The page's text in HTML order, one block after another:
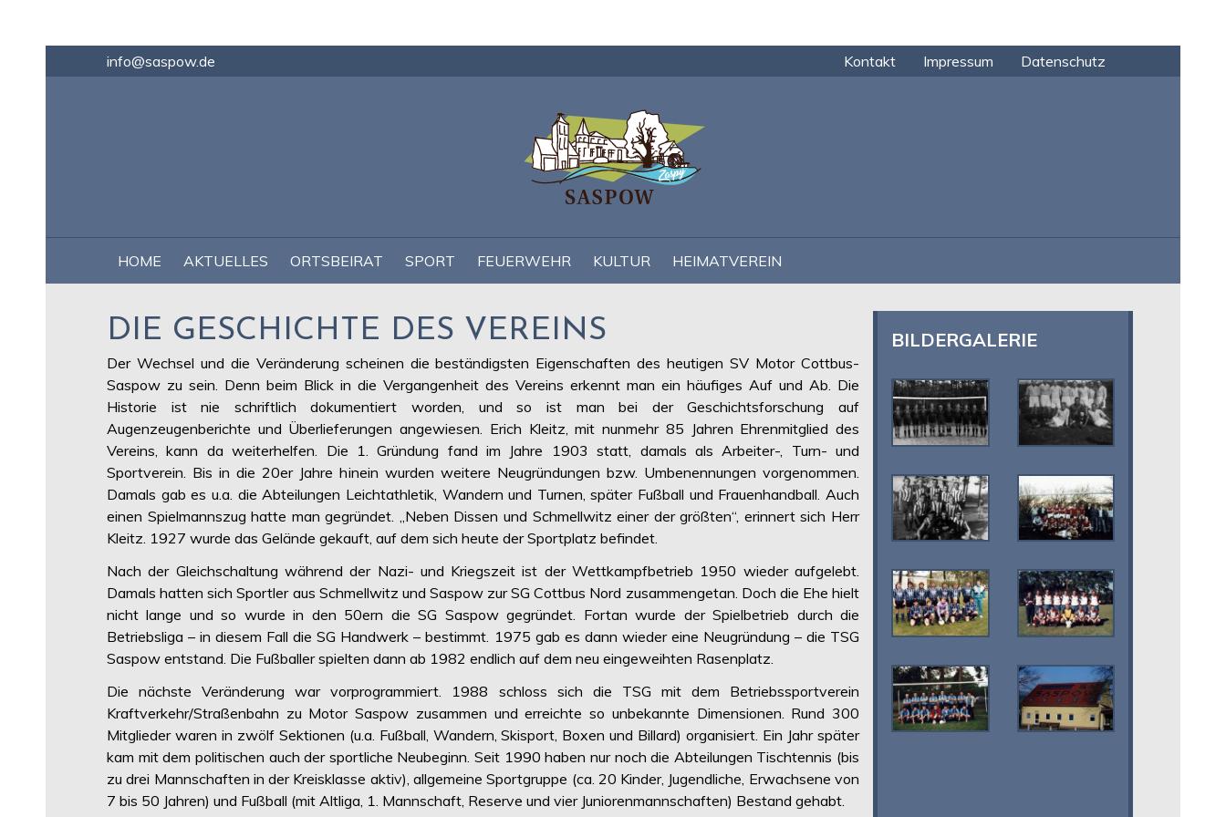
info@saspow.de
überspringen
Kontakt Impressum Datenschutz
ÜBERSPRINGEN
HOME AKTUELLES ORTSBEIRAT SPORT FEUERWEHR KULTUR HEIMATVEREIN
DIE GESCHICHTE DES VEREINS
Der Wechsel und die Veränderung scheinen die beständigsten Eigenschaften des heutigen SV Motor Cottbus-
Saspow zu sein. Denn beim Blick in die Vergangenheit des Vereins erkennt man ein häufiges Auf und Ab. Die
Historie ist nie schriftlich dokumentiert worden, und so ist man bei der Geschichtsforschung auf
Augenzeugenberichte und Überlieferungen angewiesen. Erich Kleitz, mit nunmehr 85 Jahren Ehrenmitglied des
Vereins, kann da weiterhelfen. Die 1. Gründung fand im Jahre 1903 statt, damals als Arbeiter-, Turn- und
Sportverein. Bis in die 20er Jahre hinein wurden weitere Neugründungen bzw. Umbenennungen vorgenommen.
Damals gab es u.a. die Abteilungen Leichtathletik, Wandern und Turnen, später Fußball und Frauenhandball. Auch
einen Spielmannszug hatte man gegründet. „Neben Dissen und Schmellwitz einer der größten“, erinnert sich Herr
Kleitz. 1927 wurde das Gelände gekauft, auf dem sich heute der Sportplatz befindet.
Nach der Gleichschaltung während der Nazi- und Kriegszeit ist der Wettkampfbetrieb 1950 wieder aufgelebt.
Damals hatten sich Sportler aus Schmellwitz und Saspow zur SG Cottbus Nord zusammengetan. Doch die Ehe hielt
nicht lange und so wurde in den 50ern die SG Saspow gegründet. Fortan wurde der Spielbetrieb durch die
Betriebsliga – in diesem Fall die SG Handwerk – bestimmt. 1975 gab es dann wieder eine Neugründung – die TSG
Saspow entstand. Die Fußballer spielten dann ab 1982 endlich auf dem neu eingeweihten Rasenplatz.
Die nächste Veränderung war vorprogrammiert. 1988 schloss sich die TSG mit dem Betriebssportverein
Kraftverkehr/Straßenbahn zu Motor Saspow zusammen und erreichte so unbekannte Dimensionen. Rund 300
Mitglieder waren in zwölf Sektionen (u.a. Fußball, Wandern, Skisport, Boxen und Billard) organisiert. Ein Jahr später
kam mit dem politischen auch der sportliche Neubeginn. Seit 1990 haben nur noch die Abteilungen Tischtennis (bis
zu drei Mannschaften in der Kreisklasse aktiv), allgemeine Sportgruppe (ca. 20 Kinder, Jugendliche, Erwachsene von
7 bis 50 Jahren) und Fußball (mit Altliga, 1. Mannschaft, Reserve und vier Juniorenmannschaften) Bestand gehabt.
BILDERGALERIE